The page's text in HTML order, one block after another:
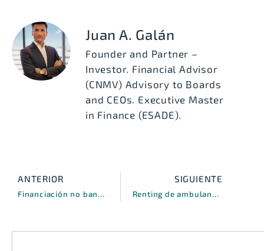
Juan A. Galán
Founder and Partner –
Investor. Financial Advisor
(CNMV) Advisory to Boards
and CEOs. Executive Master
in Finance (ESADE).
ANTERIOR
Financiación no bancaria para empresas en crecimiento: Por qué es imprescindible para la expansión
SIGUIENTE
Renting de ambulancias eléctricas: El cambio hacia flotas de emergencias sostenibles